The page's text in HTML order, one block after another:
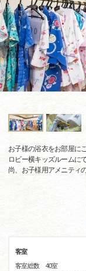
お子様の浴衣をお部屋に
ロビー横キッズルームに
尚、お子様用アメニティ
客室
客室総数 40室